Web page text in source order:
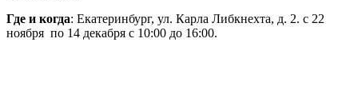
Где и когда: Екатеринбург, ул. Карла Либкнехта, д. 2. c 22
ноября по 14 декабря c 10:00 до 16:00.